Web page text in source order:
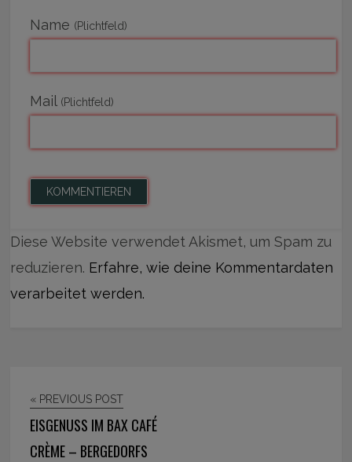
Name (Plichtfeld)
Mail (Plichtfeld)
Diese Website verwendet Akismet, um Spam zu
reduzieren. Erfahre, wie deine Kommentardaten
verarbeitet werden.
« PREVIOUS POST
EISGENUSS IM BAX CAFÉ
CRÈME – BERGEDORFS